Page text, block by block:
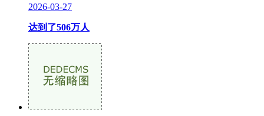
2026-03-27
达到了506万人